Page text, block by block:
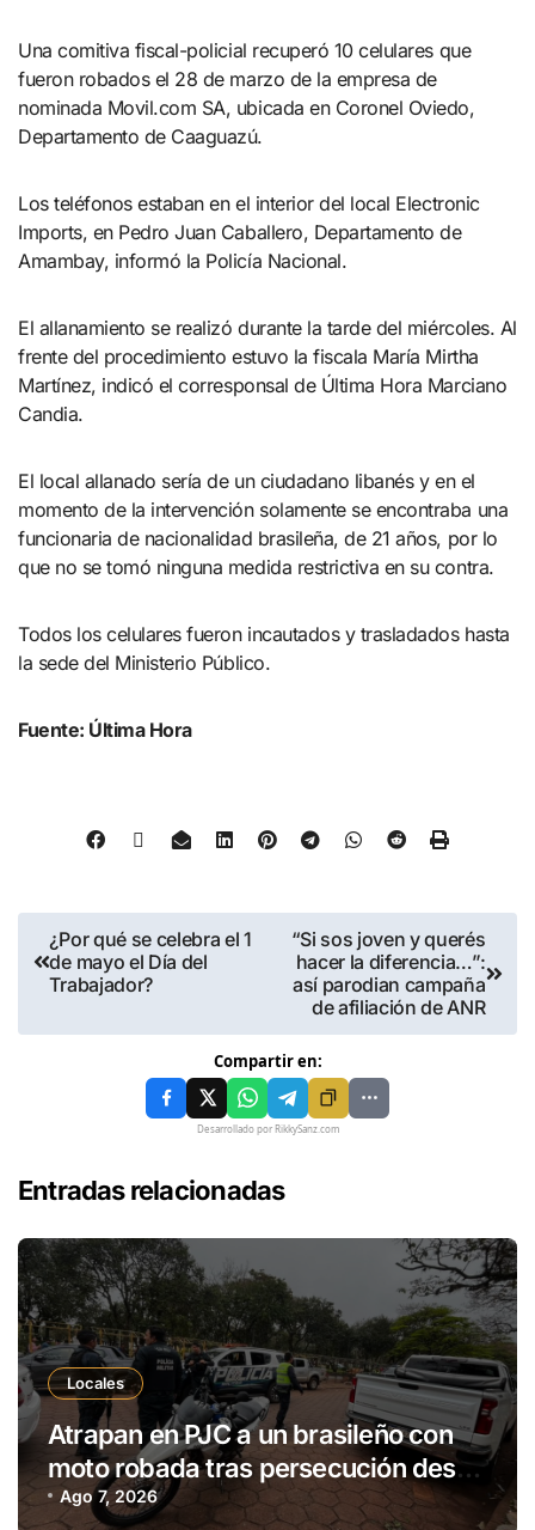
Una comitiva fiscal-policial recuperó 10 celulares que
fueron robados el 28 de marzo de la empresa de
nominada Movil.com SA, ubicada en Coronel Oviedo,
Departamento de Caaguazú.
Los teléfonos estaban en el interior del local Electronic
Imports, en Pedro Juan Caballero, Departamento de
Amambay, informó la Policía Nacional.
El allanamiento se realizó durante la tarde del miércoles. Al
frente del procedimiento estuvo la fiscala María Mirtha
Martínez, indicó el corresponsal de Última Hora Marciano
Candia.
El local allanado sería de un ciudadano libanés y en el
momento de la intervención solamente se encontraba una
funcionaria de nacionalidad brasileña, de 21 años, por lo
que no se tomó ninguna medida restrictiva en su contra.
Todos los celulares fueron incautados y trasladados hasta
la sede del Ministerio Público.
Fuente: Última Hora
¿Por qué se celebra el 1
de mayo el Día del
Trabajador?
“Si sos joven y querés
hacer la diferencia…”:
así parodian campaña
de afiliación de ANR
Compartir en:
Desarrollado por RikkySanz.com
Entradas relacionadas
Locales
Atrapan en PJC a un brasileño con
moto robada tras persecución desde
Ponta Porã
Ago 7, 2026